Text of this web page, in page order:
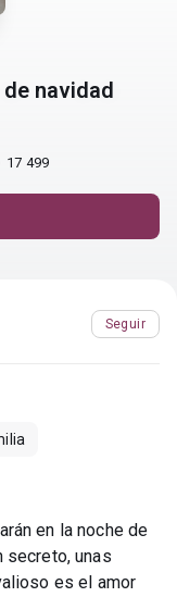
navidad
17 499
Seguir
en la noche de
es el amor